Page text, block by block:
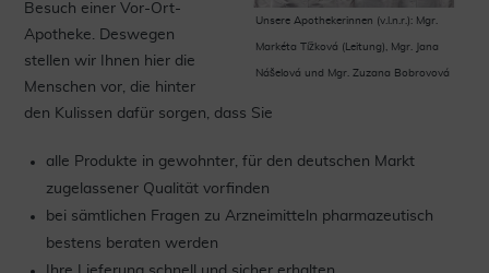
Unsere Apothekerinnen (v.l.n.r.): Mgr.
Markéta Tížková (Leitung), Mgr. Jana
Nášelová und Mgr. Zuzana Bobrovová
Besuch einer Vor-Ort-
Apotheke. Deswegen
stellen wir Ihnen hier die
Menschen vor, die hinter
den Kulissen dafür sorgen, dass Sie
alle Produkte in gewohnter, für den deutschen Markt
zugelassener Qualität vorfinden
bei sämtlichen Fragen zu Arzneimitteln pharmazeutisch
bestens beraten werden